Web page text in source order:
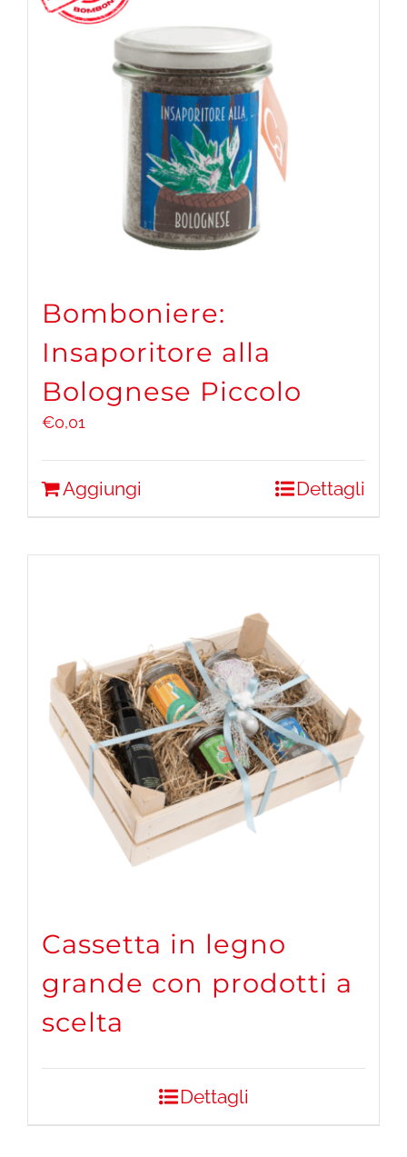
Bomboniere:
Insaporitore alla
Bolognese Piccolo
€0,01
Aggiungi Dettagli
Cassetta in legno
grande con prodotti a
scelta
Dettagli